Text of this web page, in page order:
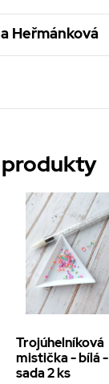
Heřmánková
Trojúhelníková
mistička - bílá -
sada 2 ks